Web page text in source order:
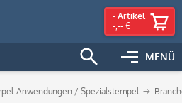
MENÜ
- Artikel
-,-- €
Anwendungen / Spezialstempel